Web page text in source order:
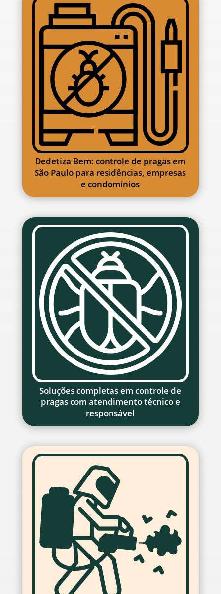
Dedetiza Bem: controle de pragas em
São Paulo para residências, empresas
e condomínios
Soluções completas em controle de
pragas com atendimento técnico e
responsável